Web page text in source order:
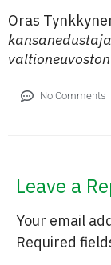
Oras
kansanedustaja
No Comments
Leave a
Your email
Required